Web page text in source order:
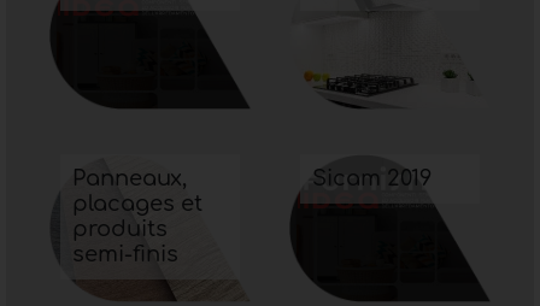
Panneaux,
placages et
produits
semi-finis
Sicam 2019